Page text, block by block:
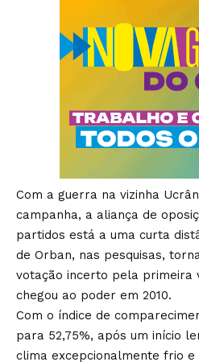
Com a guerra na vizinha
campanha, a aliança de
partidos está a uma curta
de Orban, nas pesquisas,
votação incerto pela primeira
chegou ao poder em 2010.
Com o índice de
para 52,75%, após um início
clima excepcionalmente frio e